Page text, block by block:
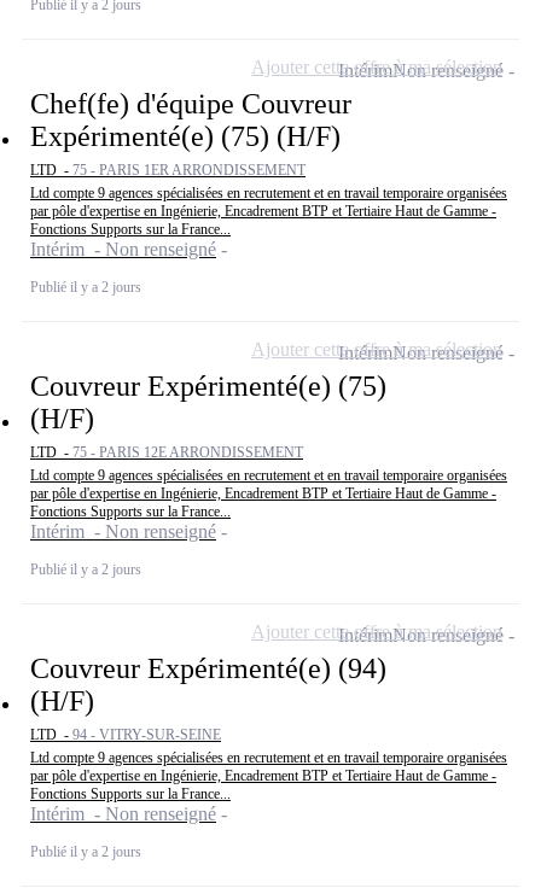
Publié il y a 2 jours
Chef(fe) d'équipe Couvreur
Expérimenté(e) (75) (H/F)
LTD - 75 - PARIS 1ER ARRONDISSEMENT
Ltd compte 9 agences spécialisées en recrutement et en travail temporaire organisées
par pôle d'expertise en Ingénierie, Encadrement BTP et Tertiaire Haut de Gamme -
Fonctions Supports sur la France...
Intérim - Non renseigné
Publié il y a 2 jours
IntérimNon renseigné
Ajouter cette offre à ma sélection
Couvreur Expérimenté(e) (75)
(H/F)
LTD - 75 - PARIS 12E ARRONDISSEMENT
Ltd compte 9 agences spécialisées en recrutement et en travail temporaire organisées
par pôle d'expertise en Ingénierie, Encadrement BTP et Tertiaire Haut de Gamme -
Fonctions Supports sur la France...
Intérim - Non renseigné
Publié il y a 2 jours
IntérimNon renseigné
Ajouter cette offre à ma sélection
Couvreur Expérimenté(e) (94)
(H/F)
LTD - 94 - VITRY-SUR-SEINE
Ltd compte 9 agences spécialisées en recrutement et en travail temporaire organisées
par pôle d'expertise en Ingénierie, Encadrement BTP et Tertiaire Haut de Gamme -
Fonctions Supports sur la France...
Intérim - Non renseigné
Publié il y a 2 jours
IntérimNon renseigné
Ajouter cette offre à ma sélection